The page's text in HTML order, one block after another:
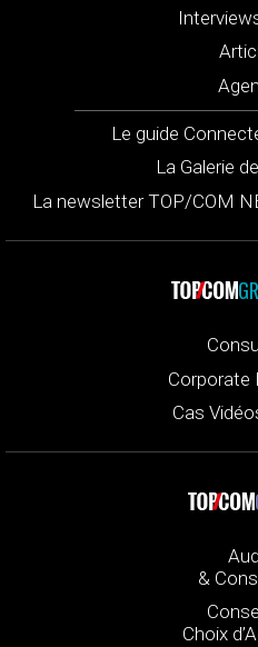
Le guide
La Galerie
La newsletter TOP/COM
Corporate
Cas
&
Choix